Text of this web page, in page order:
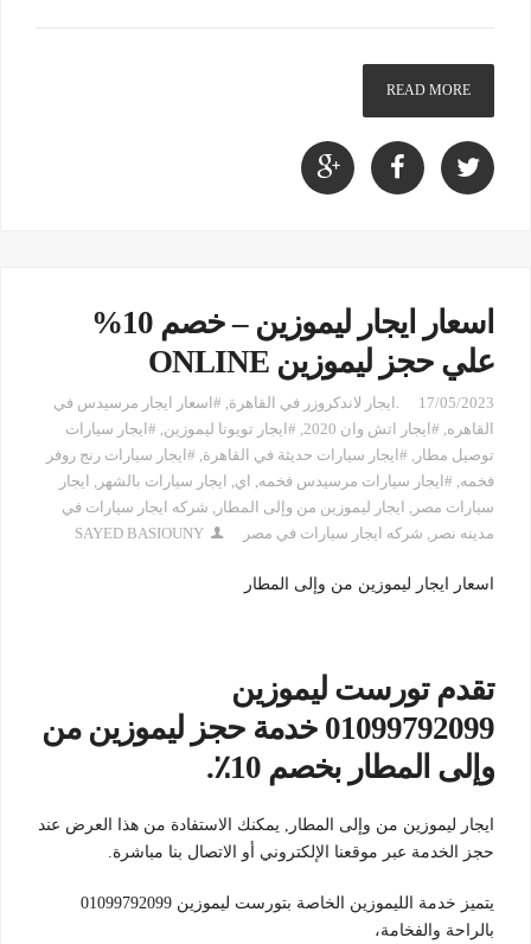
READ MORE
اسعار ايجار ليموزين – خصم 10%
علي حجز ليموزين ONLINE
17/05/2023 .ايجار لاندكروزر في القاهرة #اسعار ايجار مرسيدس في
القاهره #ايجار اتش وان 2020 #ايجار تويوتا ليموزين #ايجار سيارات
توصيل مطار
#ايجار سيارات حديثة في القاهرة #ايجار سيارات رنج روفر
فخمه #ايجار سيارات مرسيدس فخمه اي ايجار سيارات بالشهر
ايجار
سيارات مصر
ايجار ليموزين من وإلى المطار
شركه ايجار سيارات في
مدينه نصر
شركه ايجار سيارات في مصر SAYED BASIOUNY
اسعار ايجار ليموزين من وإلى المطار
تقدم تورست ليموزين
01099792099 خدمة حجز ليموزين من
وإلى المطار بخصم 10٪.
ايجار ليموزين من وإلى المطار, يمكنك الاستفادة من هذا العرض عند
حجز الخدمة عبر موقعنا الإلكتروني أو الاتصال بنا مباشرة.
يتميز خدمة الليموزين الخاصة بتورست ليموزين 01099792099
بالراحة والفخامة،